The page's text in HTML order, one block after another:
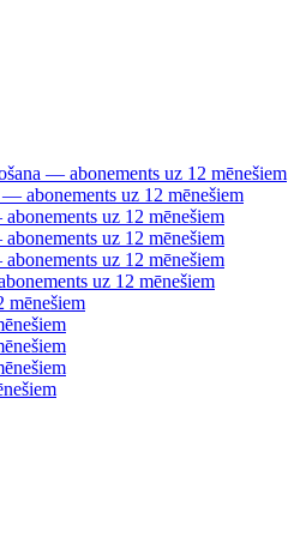
— abonements uz 12 mēnešiem
abonements uz 12 mēnešiem
uz 12 mēnešiem
uz 12 mēnešiem
uz 12 mēnešiem
uz 12 mēnešiem
mēnešiem